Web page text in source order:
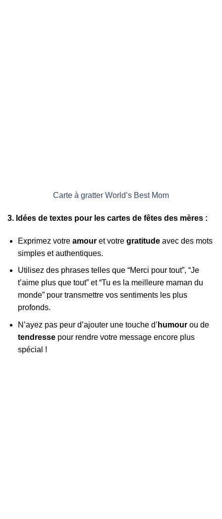
Carte à gratter World’s Best Mom
3. Idées de textes pour les cartes de fêtes des mères :
Exprimez votre amouret votre gratitudeavec des mots
simples et authentiques.
Utilisez des phrases telles que “Merci pour tout”, “Je
t’aime plus que tout” et “Tu es la meilleure maman du
monde” pour transmettre vos sentiments les plus
profonds.
N’ayez pas peur d’ajouter une touche d’ humourou de
tendressepour rendre votre message encore plus
spécial !